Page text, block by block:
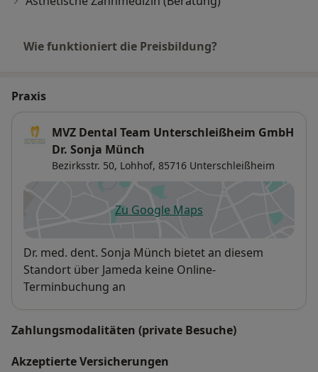
Wie funktioniert die Preisbildung?
Praxis
MVZ Dental Team Unterschleißheim GmbH
Dr. Sonja Münch
Bezirksstr. 50, Lohhof, 85716 Unterschleißheim
Zu Google Mapsöffnet in einer neuen
Verfügbarkeit
Dr. med. dent. Sonja Münch bietet an diesem
Standort über Jameda keine Online-
Terminbuchung an
Zahlungsmodalitäten (private Besuche)
Akzeptierte Versicherungen